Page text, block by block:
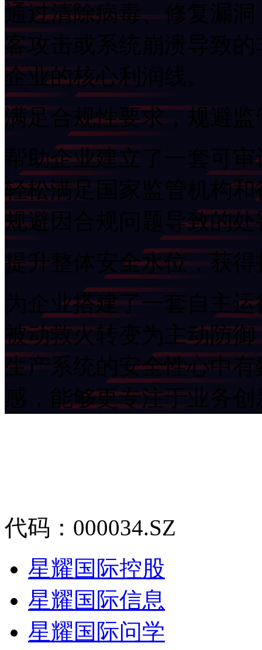
通过清除病毒、修复漏洞
客攻击或系统崩溃导致的
企业的核心利润线。
满足合规性要求，规避
帮助企业建立了一套可审
轻松满足国家监管机构和
规避因合规问题导致的
提升整体安全水位，获
为企业搭建了一套自主运
被动救火转变为主动防御
生产系统的安全性心中有数
感，能够更专注于业务
代码：000034.SZ
星耀国际控股
星耀国际信息
星耀国际问学